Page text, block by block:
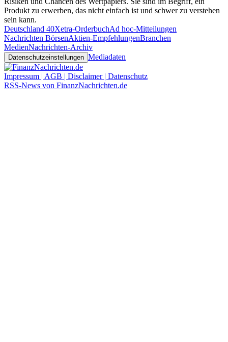
Produkt zu erwerben, das nicht einfach ist und schwer zu verstehen
sein kann.
Deutschland 40Xetra-OrderbuchAd hoc-Mitteilungen
Nachrichten BörsenAktien-EmpfehlungenBranchen
MedienNachrichten-Archiv
Datenschutzeinstellungen Mediadaten
Impressum | AGB | Disclaimer | Datenschutz
RSS-News von FinanzNachrichten.de